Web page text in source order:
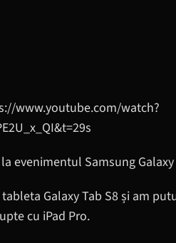
www.youtube.com/watch?
evenimentul Samsung
Galaxy Tab S8 și am
cu iPad Pro.